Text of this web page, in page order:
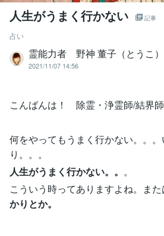
人生がうまく行かない 記事
占い
霊能力者 野神 董子（とうこ）
2021/11/07 14:56
こんばんは！ 除霊・浄霊師/結界
何をやってもうまく行かない。。
り。。。
人生がうまく行かない。。 。
こういう時ってありますよね。また
かりとか。